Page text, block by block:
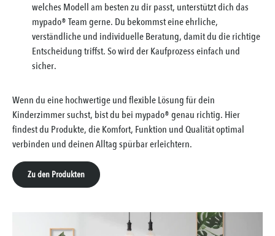
welches Modell am besten zu dir passt, unterstützt dich das
mypado® Team gerne. Du bekommst eine ehrliche,
verständliche und individuelle Beratung, damit du die richtige
Entscheidung triffst. So wird der Kaufprozess einfach und
sicher.
Wenn du eine hochwertige und flexible Lösung für dein
Kinderzimmer suchst, bist du bei mypado® genau richtig. Hier
findest du Produkte, die Komfort, Funktion und Qualität optimal
verbinden und deinen Alltag spürbar erleichtern.
Zu den Produkten